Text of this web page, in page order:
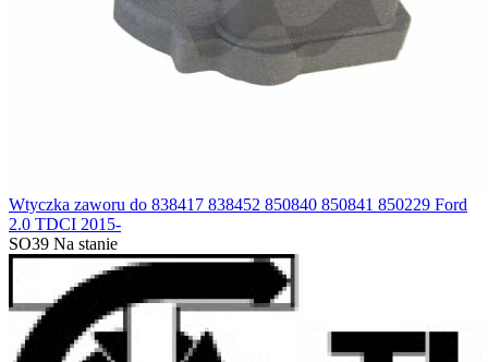
Wtyczka zaworu do 838417 838452 850840 850841 850229 Ford
2.0 TDCI 2015-
SO39 Na stanie